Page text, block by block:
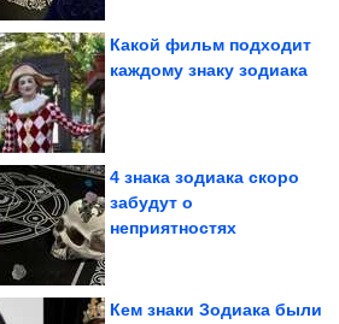
Какой фильм подходит
каждому знаку зодиака
4 знака зодиака скоро
забудут о
неприятностях
Кем знаки Зодиака были